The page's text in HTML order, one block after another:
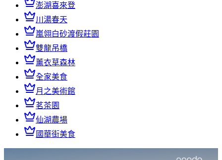
澎湖喜來登
川湯春天
嵐翎白砂渡假莊園
雙龍吊橋
薰衣草森林
全家美食
月之美術館
茗茶園
仙湖農場
國華街美食